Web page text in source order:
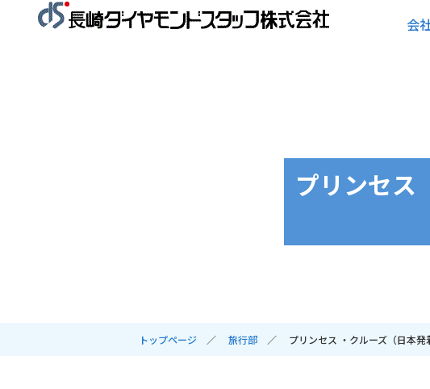
会
プリンセス
トップページ 旅行部 プリンセス ・クルーズ（日本発